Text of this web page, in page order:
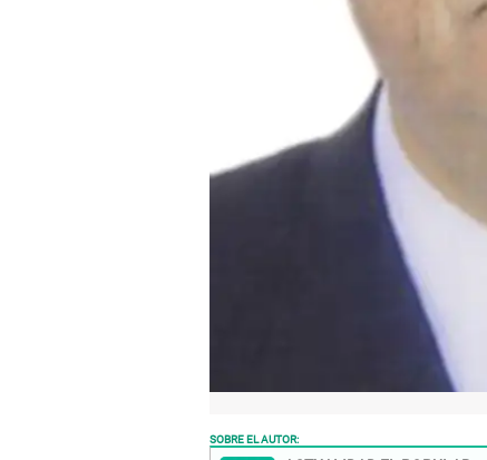
SOBRE EL AUTOR: